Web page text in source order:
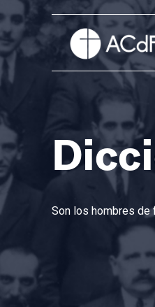
Son los hombres de